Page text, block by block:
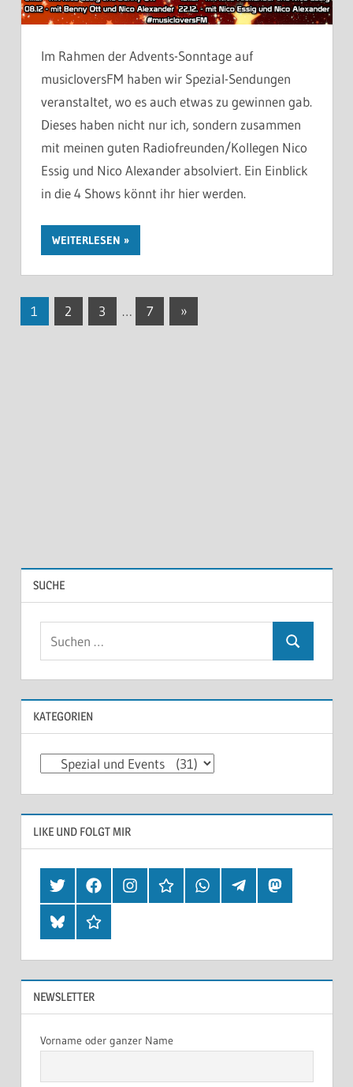
Im Rahmen der Advents-Sonntage auf
musicloversFM haben wir Spezial-Sendungen
veranstaltet, wo es auch etwas zu gewinnen gab.
Dieses haben nicht nur ich, sondern zusammen
mit meinen guten Radiofreunden/Kollegen Nico
Essig und Nico Alexander absolviert. Ein Einblick
in die 4 Shows könnt ihr hier werden.
WEITERLESEN
Seitennummerierung
1 2 3 … 7
Nächste
»
SUCHE
KATEGORIEN
Kategorien
LIKE UND FOLGT MIR
TwitterFacebookInstagramHearthisWhatsappTelegramMastodon
BlueskyThreads
NEWSLETTER
Vorname oder ganzer Name